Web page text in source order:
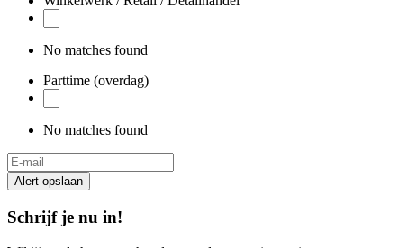
human,
No matches found
Parttime (overdag)
No matches found
Alert opslaan
Schrijf je nu in!